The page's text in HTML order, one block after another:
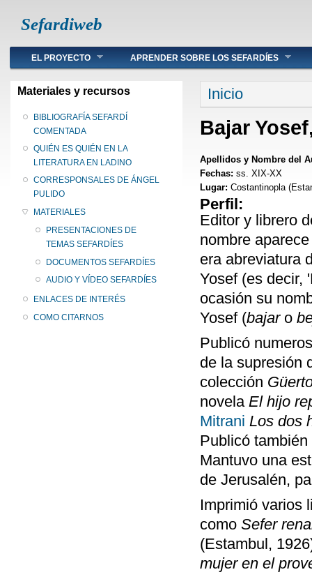
Sefardiweb
Main menu
EL PROYECTO APRENDER SOBRE LOS SEFARDÍES
Materiales y recursos
BIBLIOGRAFÍA SEFARDÍ
COMENTADA
QUIÉN ES QUIÉN EN LA
LITERATURA EN LADINO
CORRESPONSALES DE ÁNGEL
PULIDO
MATERIALES
PRESENTACIONES DE
TEMAS SEFARDÍES
DOCUMENTOS SEFARDÍES
AUDIO Y VÍDEO SEFARDÍES
ENLACES DE INTERÉS
COMO CITARNOS
Se encuentra
Inicio
Bajar
Apellidos y Nombre del
Fechas: ss. XIX-XX
Lugar: Costantinopla
Perfil:
Editor y librero
nombre
era abreviatura
Yosef (es decir,
ocasión su
Yosef (bajaro
Publicó
de la supresión
colección
novela El hijo
Mitrani Los dos
Publicó
Mantuvo una
de Jerusalén,
Imprimió varios
como Sefer
(Estambul,
mujer en el